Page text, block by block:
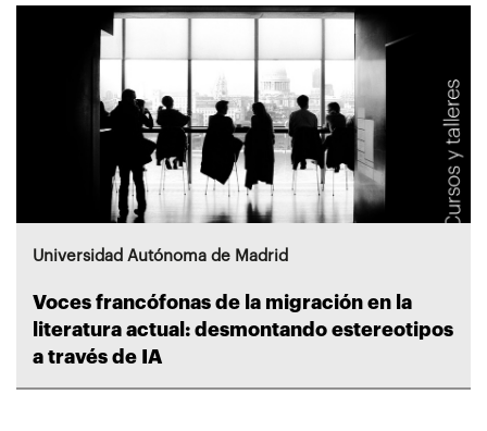
Universidad Autónoma de Madrid
Voces francófonas de la migración en la
literatura actual: desmontando estereotipos
a través de IA